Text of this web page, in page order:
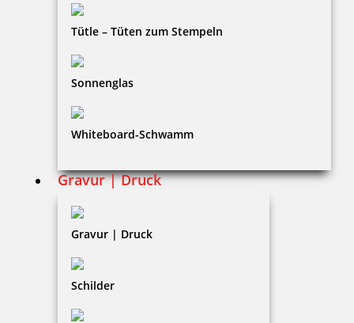
Tütle – Tüten zum Stempeln
Sonnenglas
Whiteboard-Schwamm
Gravur | Druck
Gravur | Druck
Schilder
Bestellhinweise
INFORMATIONEN
Impressum
Widerruf
Barrierefreiheit
Vertrag widerrufen